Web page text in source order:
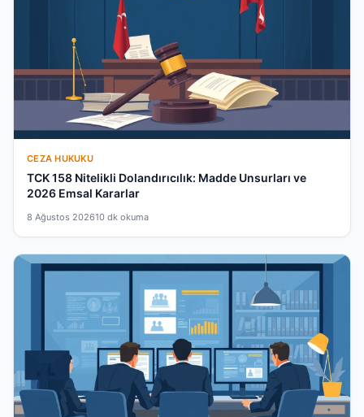
CEZA HUKUKU
TCK 158 Nitelikli Dolandırıcılık: Madde Unsurları ve
2026 Emsal Kararlar
8 Ağustos 202610 dk okuma